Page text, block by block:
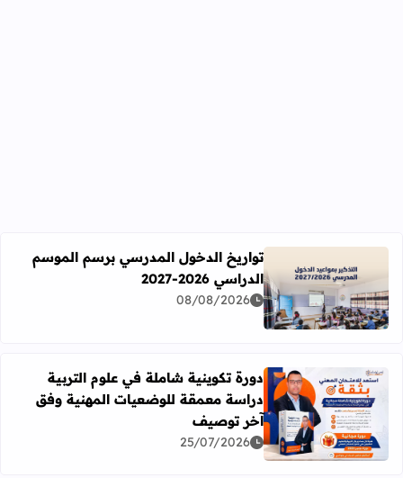
اقرأ المزيد عن تواريخ الدخول المدرسي برسم الموسم الدراسي 2026-
تواريخ الدخول المدرسي برسم الموسم
الدراسي 2026-2027
08/08/2026
اقرأ المزيد عن دورة تكوينية شاملة في علوم التربية
دورة تكوينية شاملة في علوم التربية
دراسة معمقة للوضعيات المهنية وفق
آخر توصيف
25/07/2026